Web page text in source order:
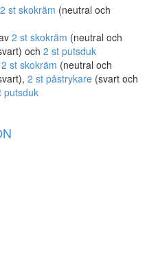
2 st skokräm (neutral och
2 st skokräm (neutral och
och 2 st putsduk
2 st skokräm (neutral och
2 st påstrykare (svart och
putsduk